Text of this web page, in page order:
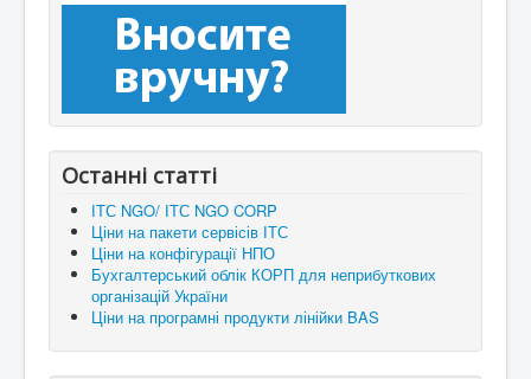
Останні статті
ІТС NGO/ ІТС NGO CORP
Ціни на пакети сервісів ІТС
Ціни на конфігурації НПО
Бухгалтерський облік КОРП для неприбуткових
організацій України
Ціни на програмні продукти лінійки BAS